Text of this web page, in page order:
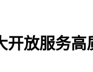
开放服务